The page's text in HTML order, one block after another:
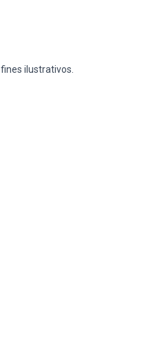
ilustrativos.